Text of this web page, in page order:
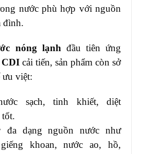
nước phù hợp với nguồn
đình.
nóng lạnh đầu tiên ứng
CDI cải tiến, sản phẩm còn sở
việt:
sạch, tinh khiết, diệt
dạng nguồn nước như
khoan, nước ao, hồ,